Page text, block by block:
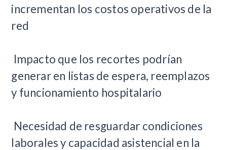
incrementan los costos operativos de la
red
Impacto que los recortes podrían
generar en listas de espera, reemplazos
y funcionamiento hospitalario
Necesidad de resguardar condiciones
laborales y capacidad asistencial en la